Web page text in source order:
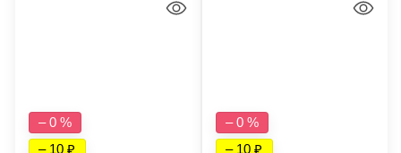
– 0 %
– 10
– 0 %
– 10